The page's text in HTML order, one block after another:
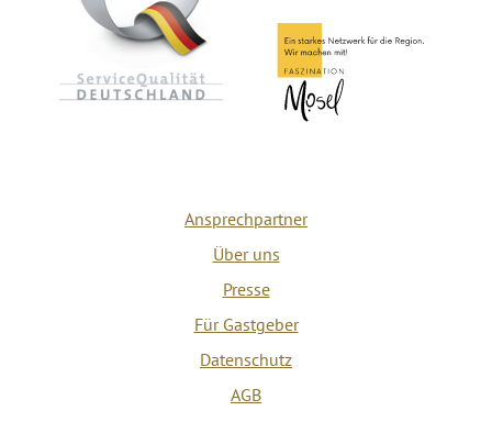
Ansprechpartner
Über uns
Presse
Für Gastgeber
Datenschutz
AGB